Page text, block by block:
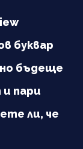
буквар
бъдеще
пари
ли, че